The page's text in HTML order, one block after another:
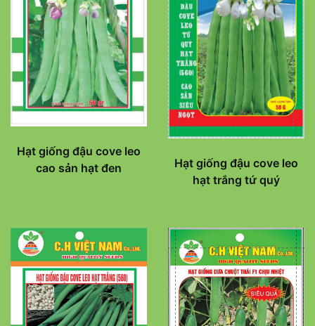
Hạt giống đậu cove leo
cao sản hạt đen
Hạt giống đậu cove leo
hạt trắng tứ quý